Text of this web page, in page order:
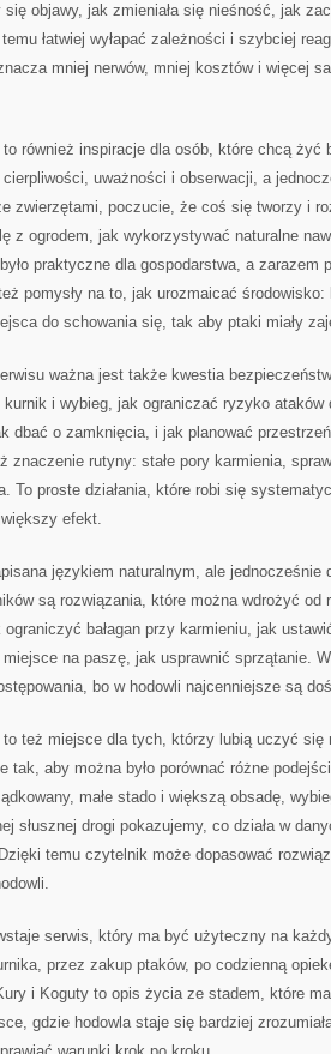
się objawy, jak zmieniała się nieśność, jak
łatwiej wyłapać zależności i szybciej
mniej nerwów, mniej kosztów i więcej
również inspiracje dla osób, które chcą żyć
cierpliwości, uważności i obserwacji, a
zwierzętami, poczucie, że coś się tworzy i
z ogrodem, jak wykorzystywać naturalne
praktyczne dla gospodarstwa, a zarazem
pomysły na to, jak urozmaicać
do schowania się, tak aby ptaki miały
ważna jest także kwestia
i wybieg, jak ograniczać ryzyko ataków
dbać o zamknięcia, i jak planować
znaczenie rutyny: stałe pory karmienia,
To proste działania, które robi się
efekt.
językiem naturalnym, ale jednocześnie
są rozwiązania, które można wdrożyć od
bałagan przy karmieniu, jak
na paszę, jak usprawnić sprzątanie.
bo w hodowli najcenniejsze są
też miejsce dla tych, którzy lubią uczyć się
tak, aby można było porównać różne
małe stado i większą obsadę,
słusznej drogi pokazujemy, co działa w
temu czytelnik może dopasować
serwis, który ma być użyteczny na
przez zakup ptaków, po codzienną
i Koguty to opis życia ze stadem, które
gdzie hodowla staje się bardziej